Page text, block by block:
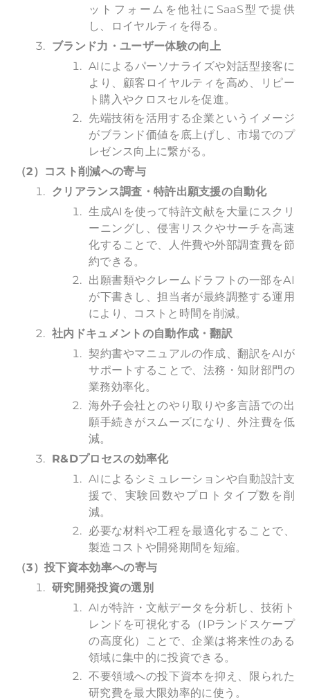
ットフォームを他社にSaaS型で提供
し、ロイヤルティを得る。
ブランド力・ユーザー体験の向上
AIによるパーソナライズや対話型接客に
より、顧客ロイヤルティを高め、リピー
ト購入やクロスセルを促進。
先端技術を活用する企業というイメージ
がブランド価値を底上げし、市場でのプ
レゼンス向上に繋がる。
（2）コスト削減への寄与
クリアランス調査・特許出願支援の自動化
生成AIを使って特許文献を大量にスクリ
ーニングし、侵害リスクやサーチを高速
化することで、人件費や外部調査費を節
約できる。
出願書類やクレームドラフトの一部をAI
が下書きし、担当者が最終調整する運用
により、コストと時間を削減。
社内ドキュメントの自動作成・翻訳
契約書やマニュアルの作成、翻訳をAIが
サポートすることで、法務・知財部門の
業務効率化。
海外子会社とのやり取りや多言語での出
願手続きがスムーズになり、外注費を低
減。
R&Dプロセスの効率化
AIによるシミュレーションや自動設計支
援で、実験回数やプロトタイプ数を削
減。
必要な材料や工程を最適化することで、
製造コストや開発期間を短縮。
（3）投下資本効率への寄与
研究開発投資の選別
AIが特許・文献データを分析し、技術ト
レンドを可視化する（IPランドスケープ
の高度化）ことで、企業は将来性のある
領域に集中的に投資できる。
不要領域への投下資本を抑え、限られた
研究費を最大限効率的に使う。